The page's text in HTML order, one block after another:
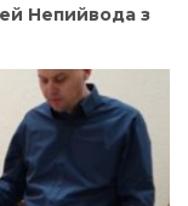
Непийвода з